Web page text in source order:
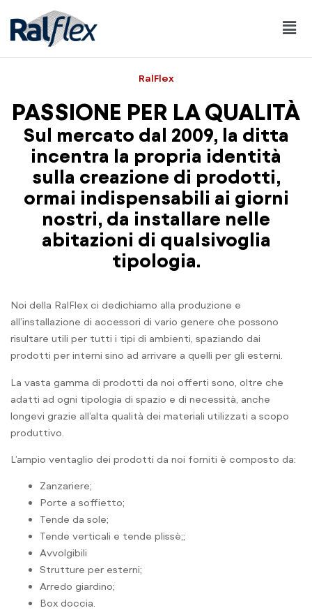
RalFlex
PASSIONE PER LA QUALITÀ
Sul mercato dal 2009, la ditta
incentra la propria identità
sulla creazione di prodotti,
ormai indispensabili ai giorni
nostri, da installare nelle
abitazioni di qualsivoglia
tipologia.
Noi della RalFlex ci dedichiamo alla produzione e
all’installazione di accessori di vario genere che possono
risultare utili per tutti i tipi di ambienti, spaziando dai
prodotti per interni sino ad arrivare a quelli per gli esterni.
La vasta gamma di prodotti da noi offerti sono, oltre che
adatti ad ogni tipologia di spazio e di necessità, anche
longevi grazie all’alta qualità dei materiali utilizzati a scopo
produttivo.
L’ampio ventaglio dei prodotti da noi forniti è composto da:
Zanzariere;
Porte a soffietto;
Tende da sole;
Tende verticali e tende plissè;;
Avvolgibili
Strutture per esterni;
Arredo giardino;
Box doccia.